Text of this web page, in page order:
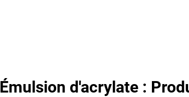
Émulsion d'acrylate :